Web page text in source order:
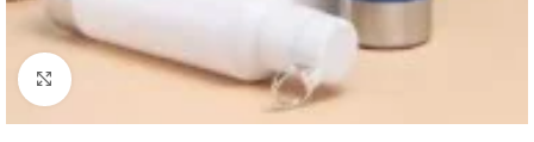
Clic para ampliar